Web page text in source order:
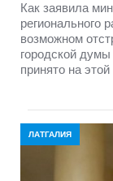
Как заявила
регионального
возможном
городской
принято на
ЛАТГАЛИЯ